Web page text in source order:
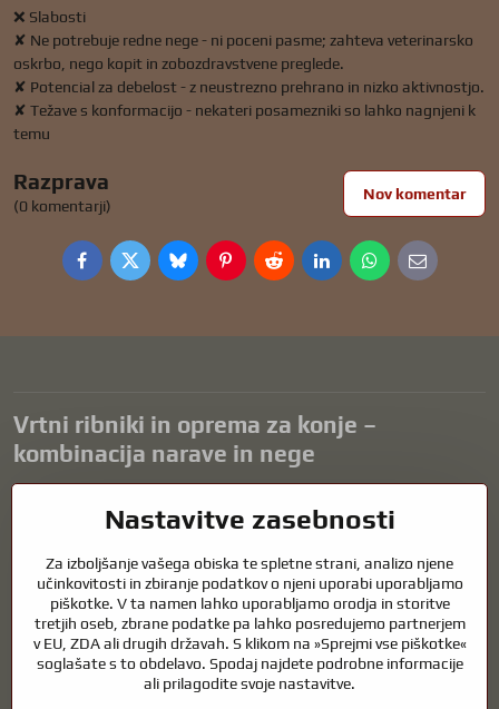
❌ Slabosti
✘ Ne potrebuje redne nege - ni poceni pasme; zahteva veterinarsko
oskrbo, nego kopit in zobozdravstvene preglede.
✘ Potencial za debelost - z neustrezno prehrano in nizko aktivnostjo.
✘ Težave s konformacijo - nekateri posamezniki so lahko nagnjeni k
temu
Razprava
(0 komentarji)
Nov komentar
FacebookTwitterBlueskyPinterestRedditLinkedInWhatsApp
E-
mail
Vrtni ribniki in oprema za konje –
kombinacija narave in nege
harmonično okolje za sprostitev in življenje vodnih živali. Pravilna
čisto vodo in zdrav ribnik skozi vse leto. Enako pomembna je skrb za
živali, ki so del našega življenja.
Konji potrebujejo kakovostno jahalno opremo, pravilno prehrano in
odgovorno nego, da so zdravi, močni in zadovoljni. Ne glede na to, ali
gre za opremo za jahače, rejce ali ljubitelje narave, je cilj ustvariti
okolje, ki podpira naravno ravnovesje, varnost in dobro počutje živali
Nastavitve zasebnosti
Za izboljšanje vašega obiska te spletne strani, analizo njene
učinkovitosti in zbiranje podatkov o njeni uporabi uporabljamo
piškotke. V ta namen lahko uporabljamo orodja in storitve
tretjih oseb, zbrane podatke pa lahko posredujemo partnerjem
v EU, ZDA ali drugih državah. S klikom na »Sprejmi vse piškotke«
soglašate s to obdelavo. Spodaj najdete podrobne informacije
ali prilagodite svoje nastavitve.